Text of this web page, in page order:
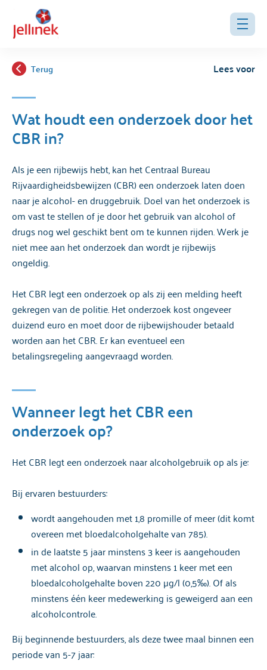
Terug Lees voor
Wat houdt een onderzoek door het
CBR in?
Als je een rijbewijs hebt, kan het Centraal Bureau
Rijvaardigheidsbewijzen (CBR) een onderzoek laten doen
naar je alcohol- en druggebruik. Doel van het onderzoek is
om vast te stellen of je door het gebruik van alcohol of
drugs nog wel geschikt bent om te kunnen rijden. Werk je
niet mee aan het onderzoek dan wordt je rijbewijs
ongeldig.
Het CBR legt een onderzoek op als zij een melding heeft
gekregen van de politie. Het onderzoek kost ongeveer
duizend euro en moet door de rijbewijshouder betaald
worden aan het CBR. Er kan eventueel een
betalingsregeling aangevraagd worden.
Wanneer legt het CBR een
onderzoek op?
Het CBR legt een onderzoek naar alcoholgebruik op als je:
Bij ervaren bestuurders:
wordt aangehouden met 1,8 promille of meer (dit komt
overeen met bloedalcoholgehalte van 785).
in de laatste 5 jaar minstens 3 keer is aangehouden
met alcohol op, waarvan minstens 1 keer met een
bloedalcoholgehalte boven 220 µg/l (0,5‰). Of als
minstens één keer medewerking is geweigerd aan een
alcoholcontrole.
Bij beginnende bestuurders, als deze twee maal binnen een
periode van 5-7 jaar: